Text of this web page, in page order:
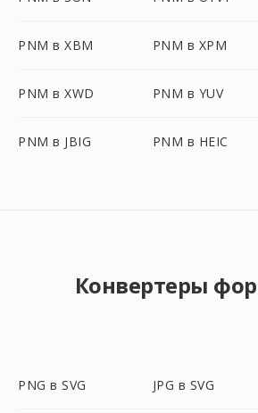
PNM в XBM PNM в XPM
PNM в XWD PNM в YUV
PNM в JBIG PNM в HEIC
Конвертеры
PNG в SVG JPG в SVG